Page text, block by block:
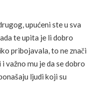
upućeni ste u sva
te upita je li dobro
pribojavala, to ne znači
važno mu je da se dobro
ljudi koji su